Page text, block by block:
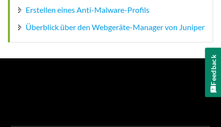
Erstellen eines Anti-Malware-Profils
Überblick über den Webgeräte-Manager von Juniper
Feedback